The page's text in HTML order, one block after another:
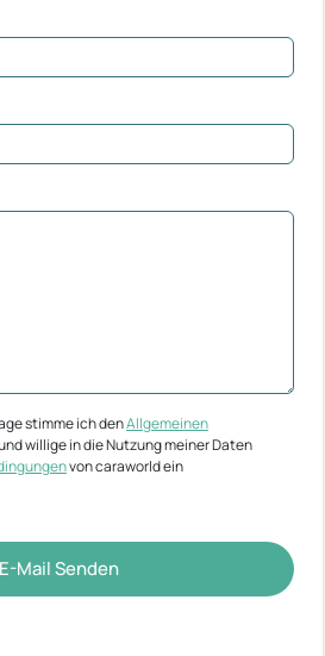
stimme ich denAllgemeinen
willige in die Nutzung meiner Daten
von caraworld ein
E-Mail Senden